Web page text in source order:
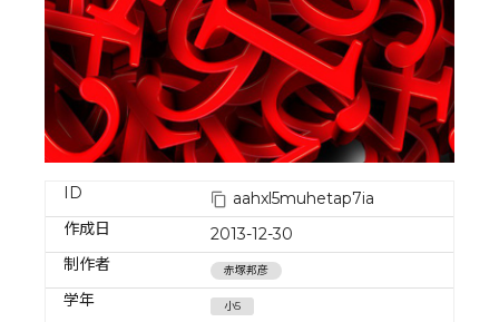
ID
aahxl5muhetap7ia
作成日
2013-12-30
制作者
赤塚邦彦
学年 小5